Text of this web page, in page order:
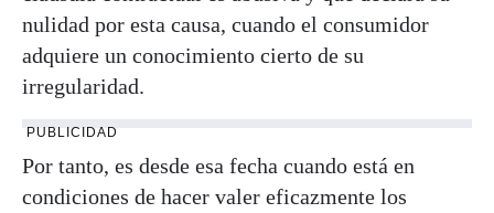
nulidad por esta causa, cuando el consumidor
adquiere un conocimiento cierto de su
irregularidad.
PUBLICIDAD
Por tanto, es desde esa fecha cuando está en
condiciones de hacer valer eficazmente los